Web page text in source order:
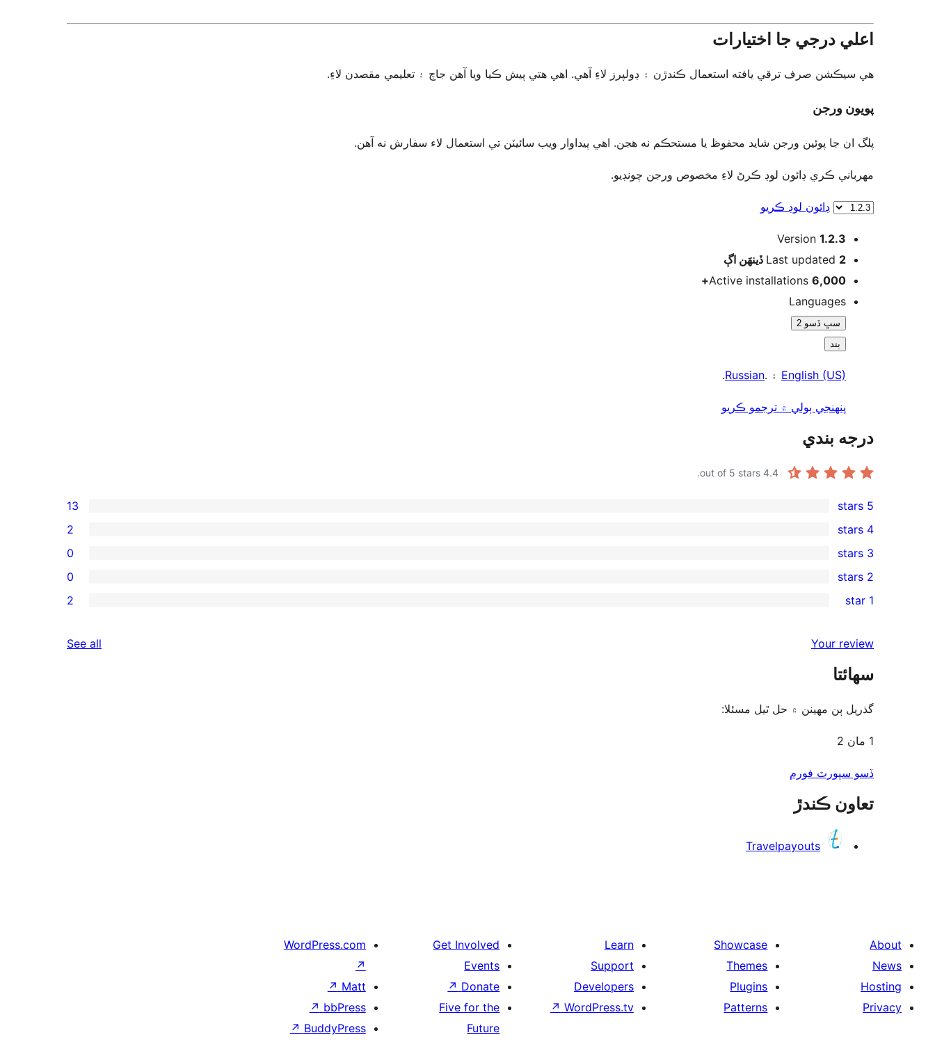
اعلي درجي جا اختيارات
هي سيڪشن صرف ترقي يافته استعمال ڪندڙن ۽ ڊولپرز لاءِ آهي. اهي هتي پيش ڪيا ويا آهن جاچ ۽ تعليمي مقصدن لاءِ.
پويون ورجن
پلگ ان جا پوئين ورجن شايد محفوظ يا مستحڪم نه هجن. اهي پيداوار ويب سائيٽن تي استعمال لاء سفارش نه آهن.
مھرباني ڪري ڊائون لوڊ ڪرڻ لاءِ مخصوص ورجن چونڊيو.
ڊائون لوڊ ڪريو
ميٽا Version 1.2.3
Last updated 2 ڏينهَن
اڳ
Active installations 6,000+
Languages
سڀ ڏسو 2
بند
English (US) ۽ .Russian
.
پنھنجي ٻولي ۾ ترجمو ڪريو
درجه بندي
4.4
13
5-
star
reviews
5 stars
13
4-
star
reviews
4 stars
2
0
3-
star
3 stars
0
2-
reviews
2 stars
0
star
reviews
1 star
2
Your review
See all
سھائتا
گذريل ٻن مهينن ۾ حل ٿيل مسئلا:
1 مان 2
ڏسو سپورٽ فورم
تعاون ڪندڙ
Travelpayouts
About
News
Hosting
Privacy
Showcase
Themes
Plugins
Patterns
Learn
Support
Developers
WordPress.tv
↗
Get Involved
Events
Donate
↗
Five for the
Future
WordPress.com
↗
Matt
↗
bbPress
↗
BuddyPress
↗